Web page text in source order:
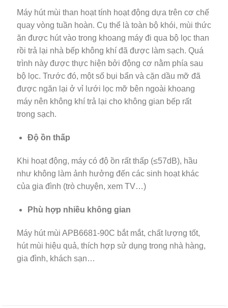
Máy hút mùi than hoạt tính hoạt động dựa trên cơ chế
quay vòng tuần hoàn. Cụ thể là toàn bộ khói, mùi thức
ăn được hút vào trong khoang máy đi qua bộ lọc than
rồi trả lại nhà bếp không khí đã được làm sạch. Quá
trình này được thực hiện bởi động cơ nằm phía sau
bộ lọc. Trước đó, một số bụi bẩn và cặn dầu mỡ đã
được ngăn lại ở vỉ lưới lọc mỡ bên ngoài khoang
máy nên không khí trả lại cho không gian bếp rất
trong sạch.
Độ ồn thấp
Khi hoạt động, máy có độ ồn rất thấp (≤57dB), hầu
như không làm ảnh hưởng đến các sinh hoạt khác
của gia đình (trò chuyện, xem TV…)
Phù hợp nhiều không gian
Máy hút mùi APB6681-90C bắt mắt, chất lượng tốt,
hút mùi hiệu quả, thích hợp sử dụng trong nhà hàng,
gia đình, khách sạn…